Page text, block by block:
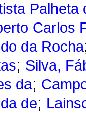
Palheta
Carlos
da Rocha
; Silva,
da;
de;